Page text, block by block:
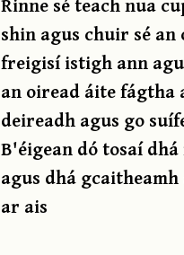
shin agus chuir sé an
freigisí istigh ann
an oiread áite fágtha
deireadh agus go
B'éigean dó tosaí
agus dhá
ar ais